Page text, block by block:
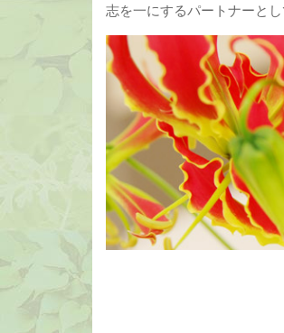
志を一にするパートナーと